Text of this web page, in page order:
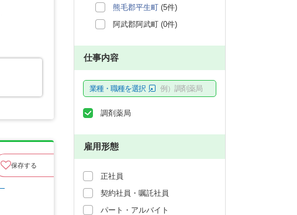
保存する
熊毛郡平生町 (5件)
阿武郡阿武町 (0件)
仕事内容
業種・職種を選択 例）調剤薬局
調剤薬局
雇用形態
正社員
契約社員・嘱託社員
パート・アルバイト